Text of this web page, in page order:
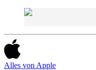
Alles von Apple